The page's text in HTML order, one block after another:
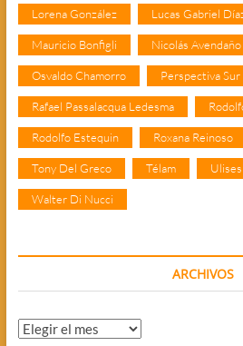
Lorena González Lucas Gabriel
Mauricio Bonfigli Nicolás Avendaño
Osvaldo Chamorro Perspectiva Sur
Rafael Passalacqua Ledesma
Rodolfo Estequin Roxana Reinoso
Tony Del Greco Télam
Walter Di Nucci
ARCHIVOS
Archivos